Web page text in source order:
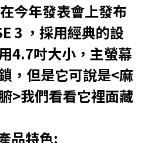
年發表會上發布
3 ，採用經典的設
4.7吋大小，主螢幕
，但是它可說是<麻
>我們看看它裡面藏
品特色: